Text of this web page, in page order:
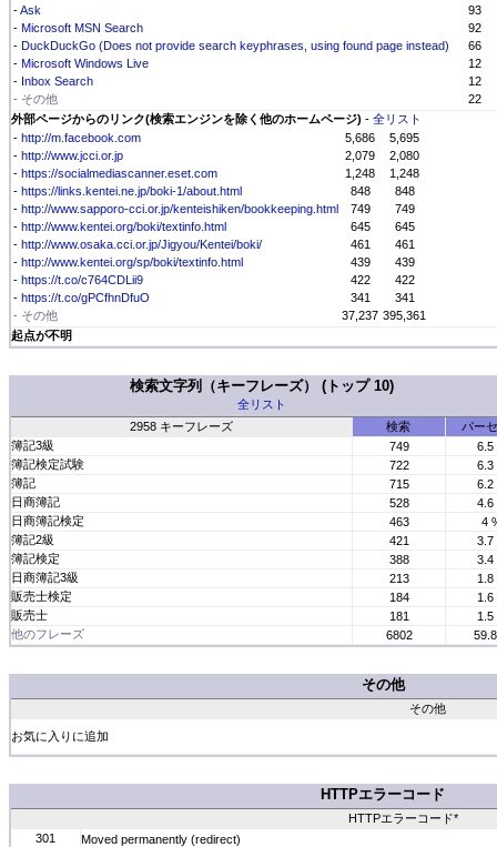
-Ask
93
- Microsoft MSN Search
92
- DuckDuckGo (Does not provide search keyphrases, using found page instead)
66
- Microsoft Windows Live
12
- Inbox Search
12
- その他
22
外部ページからのリンク(検索エンジンを除く他のホームページ) - 全リスト
- http://m.facebook.com 5,686
5,695
- http://www.jcci.or.jp 2,079
2,080
- https://socialmediascanner.eset.com 1,248
1,248
- https://links.kentei.ne.jp/boki-1/about.html 848
848
- http://www.sapporo-cci.or.jp/kenteishiken/bookkeeping.html 749
749
- http://www.kentei.org/boki/textinfo.html 645
645
- http://www.osaka.cci.or.jp/Jigyou/Kentei/boki/ 461
461
- http://www.kentei.org/sp/boki/textinfo.html 439
439
- https://t.co/c764CDLii9 422
422
- https://t.co/gPCfhnDfuO 341
341
- その他
37,237 395,361
起点が不明
検索文字列（キーフレーズ） (トップ 10)
全リスト
2958 キーフレーズ
検索
パー
簿記3級
749
6.5
簿記検定試験
722
6.3
簿記
715
6.2
日商簿記
528
4.6
日商簿記検定
463
4
簿記2級
421
3.7
簿記検定
388
3.4
日商簿記3級
213
1.8
販売士検定
184
1.6
販売士
181
1.5
他のフレーズ
6802
その他
その他
お気に入りに追加
HTTPエラーコード
HTTPエラーコード*
301
Moved permanently (redirect)